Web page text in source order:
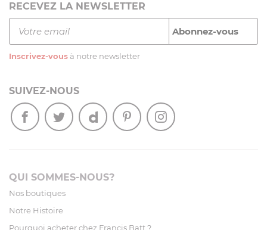
RECEVEZ LA NEWSLETTER
Inscrivez-vous à notre newsletter
SUIVEZ-NOUS
QUI SOMMES-NOUS?
Nos boutiques
Notre Histoire
Pourquoi acheter chez Francis Batt ?